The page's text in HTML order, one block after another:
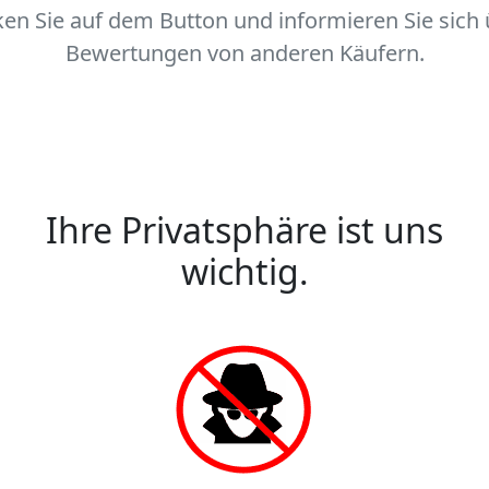
Sie auf dem Button und informieren Sie sich
Bewertungen von anderen Käufern.
Ihre Privatsphäre ist uns
wichtig.